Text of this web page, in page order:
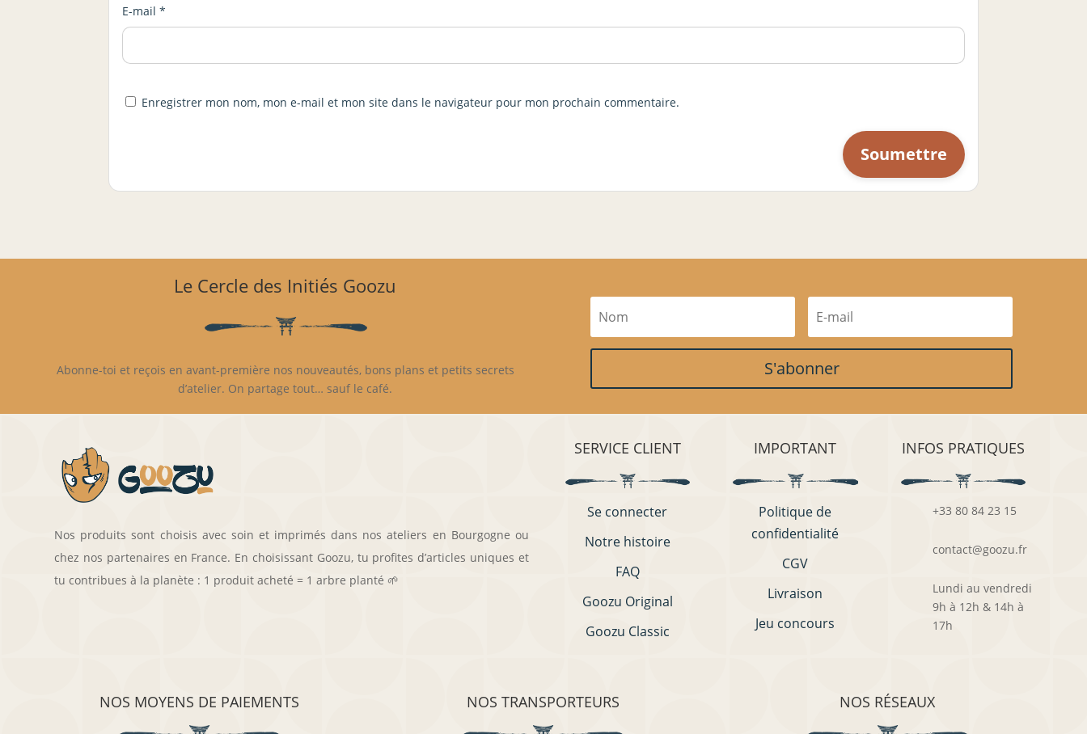
E-mail*
Enregistrer mon nom, mon e-mail et mon site dans le navigateur pour mon prochain commentaire.
Le Cercle des Initiés Goozu
Abonne-toi et reçois en avant-première nos nouveautés, bons plans et petits secrets
d’atelier. On partage tout… sauf le café.
S'abonner
Nos produits sont choisis avec soin et imprimés dans nos ateliers en Bourgogne ou
chez nos partenaires en France. En choisissant Goozu, tu profites d’articles uniques et
tu contribues à la planète : 1 produit acheté = 1 arbre planté 🌱
SERVICE CLIENT
Se connecter
Notre histoire
FAQ
Goozu Original
Goozu Classic
IMPORTANT
Politique de
confidentialité
CGV
Livraison
Jeu concours
INFOS PRATIQUES
+33 80 84 23 15
contact@goozu.fr
Lundi au vendredi
9h à 12h & 14h à
17h
NOS MOYENS DE PAIEMENTS NOS TRANSPORTEURS NOS RÉSEAUX